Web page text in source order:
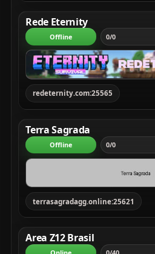
redeternity.com:25565
Rede Eternity
Offline 0/0
terrasagradagg.online:25621
Terra Sagrada
Offline 0/0
Area Z12 Brasil